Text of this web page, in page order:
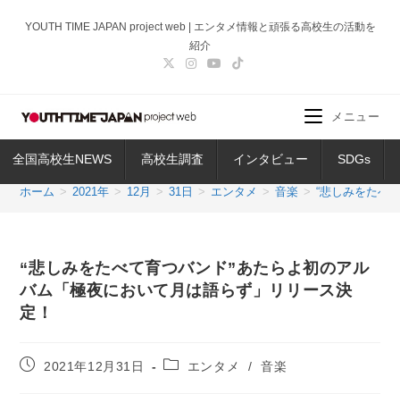
ス
ッ
YOUTH TIME JAPAN project web | エンタメ情報と頑張る高校生の活動を
紹介
全国高校生NEWS 高校生調査 インタビュー SDGs
メニュー
ホーム > 2021年 > 12月 > 31日 > エンタメ > 音楽 > “悲しみをたべ
“悲しみをたべて育つバンド”あたらよ初のアル
バム「極夜において月は語らず」リリース決
定！
投
2021年12月31日
投
エンタメ / 音楽